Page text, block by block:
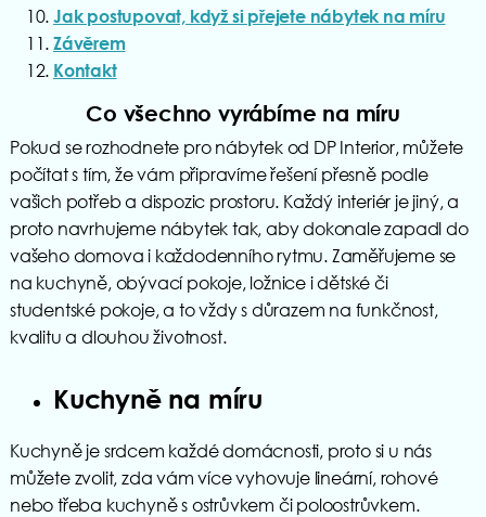
Jak postupovat, když si přejete nábytek na míru
Závěrem
Kontakt
Co všechno vyrábíme na míru
Pokud se rozhodnete pro nábytek od DP Interior, můžete
počítat s tím, že vám připravíme řešení přesně podle
vašich potřeb a dispozic prostoru. Každý interiér je jiný, a
proto navrhujeme nábytek tak, aby dokonale zapadl do
vašeho domova i každodenního rytmu. Zaměřujeme se
na kuchyně, obývací pokoje, ložnice i dětské či
studentské pokoje, a to vždy s důrazem na funkčnost,
kvalitu a dlouhou životnost.
Kuchyně na míru
Kuchyně je srdcem každé domácnosti, proto si u nás
můžete zvolit, zda vám více vyhovuje lineární, rohové
nebo třeba kuchyně s ostrůvkem či poloostrůvkem.